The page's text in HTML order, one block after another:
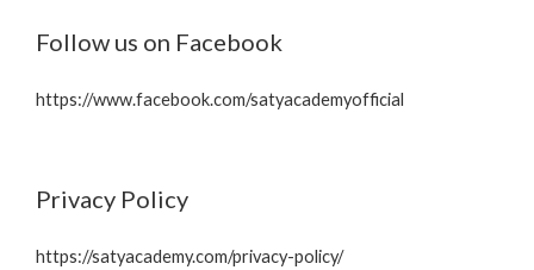
Follow us on Facebook
https://www.facebook.com/satyacademyofficial
Privacy Policy
https://satyacademy.com/privacy-policy/